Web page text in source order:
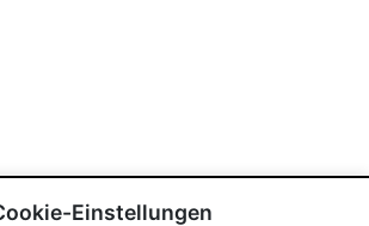
Einstellungen